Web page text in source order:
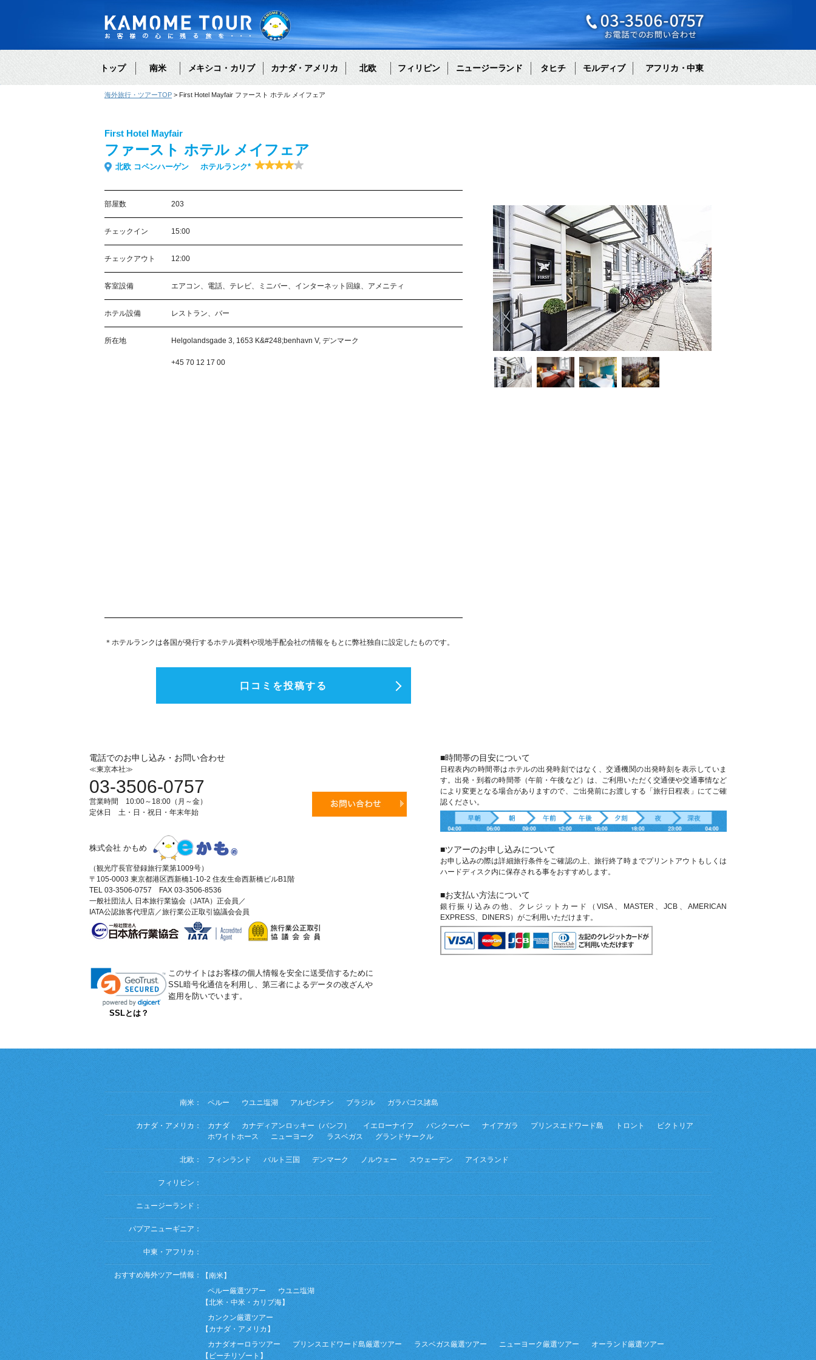
トップ 南米 メキシコ・カリブ カナダ・アメリカ 北欧 フィリピン ニュージーランド タヒチ モルディブ アフリカ・中東
海外旅行・ツアーTOP First Hotel Mayfair ファースト ホテル メイフェア
First Hotel Mayfair
ファースト ホテル メイフェア
北欧 コペンハーゲン ホテルランク*
部屋数 203
チェックイン 15:00
チェックアウト 12:00
客室設備 エアコン、電話、テレビ、ミニバー、インターネット回線、アメニティ
ホテル設備 レストラン、バー
所在地 Helgolandsgade 3, 1653 K&#248;benhavn V, デンマーク
+45 70 12 17 00
＊ホテルランクは各国が発行するホテル資料や現地手配会社の情報をもとに弊社独自に設定したものです。
口コミを投稿する
電話でのお申し込み・お問い合わせ
≪東京本社≫
03-3506-0757
営業時間 10:00～18:00（月～金）
定休日 土・日・祝日・年末年始
株式会社 かもめ
（観光庁長官登録旅行業第1009号）
〒105-0003 東京都港区西新橋1-10-2 住友生命西新橋ビルB1階
TEL 03-3506-0757 FAX 03-3506-8536
一般社団法人 日本旅行業協会（JATA）正会員／
IATA公認旅客代理店／旅行業公正取引協議会会員
■時間帯の目安について
日程表内の時間帯はホテルの出発時刻ではなく、交通機関の出発時刻を表示していま
す。出発・到着の時間帯（午前・午後など）は、ご利用いただく交通便や交通事情など
により変更となる場合がありますので、ご出発前にお渡しする「旅行日程表」にてご確
認ください。
■ツアーのお申し込みについて
お申し込みの際は詳細旅行条件をご確認の上、旅行終了時までプリントアウトもしくは
ハードディスク内に保存される事をおすすめします。
■お支払い方法について
銀行振り込みの他、クレジットカード（VISA、MASTER、JCB、AMERICAN
EXPRESS、DINERS）がご利用いただけます。
SSLとは？
このサイトはお客様の個人情報を安全に送受信するために
SSL暗号化通信を利用し、第三者によるデータの改ざんや
盗用を防いでいます。
南米： ペルー ウユニ塩湖 アルゼンチン ブラジル ガラパゴス諸島
カナダ・アメリカ： カナダ カナディアンロッキー（バンフ） イエローナイフ バンクーバー ナイアガラ プリンスエドワード島 トロント
ビクトリア
ホワイトホース
ニューヨーク ラスベガス グランドサークル
北欧： フィンランド バルト三国 デンマーク ノルウェー スウェーデン アイスランド
フィリピン：
ニュージーランド：
パプアニューギニア：
中東・アフリカ：
おすすめ海外ツアー情報：
【南米】
ペルー厳選ツアー
ウユニ塩湖
【北米・中米・カリブ海】
カンクン厳選ツアー
【カナダ・アメリカ】
カナダオーロラツアー
プリンスエドワード島厳選ツアー ラスベガス厳選ツアー ニューヨーク厳選ツアー
オーランド厳選ツアー
【ビーチリゾート】